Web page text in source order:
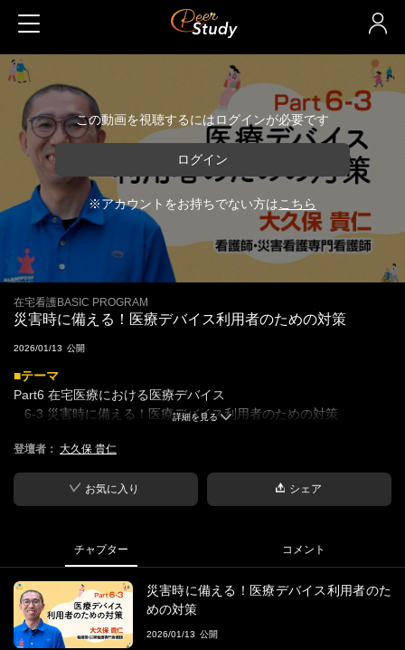
この動画を視聴するにはログインが必要です
ログイン
※アカウントをお持ちでない方はこちら
在宅看護BASIC PROGRAM
災害時に備える！医療デバイス利用者のための対策
2026/01/13
■テーマ
Part6 在宅医療における医療デバイス
6-3 災害時に備える！医療デバイス利用者のための対策
■概要
酸素濃縮器、吸引器、ネブライザー、在宅人工呼吸器、持続注入
ポンプなどを利用する利用者に対する災害前事前準備を解説する
在宅で療養継続するための災害前事前準備に関する内容を習得す
る
■登壇者
大久保 貴仁氏
株式会社デザインケア「みんなのかかりつけ訪問看護ステーショ
詳細を見る
登壇者： 大久保 貴仁
お気に入り シェア
チャプター コメント
災害時に備える！医療デバイス利用者のた
めの対策
2026/01/13